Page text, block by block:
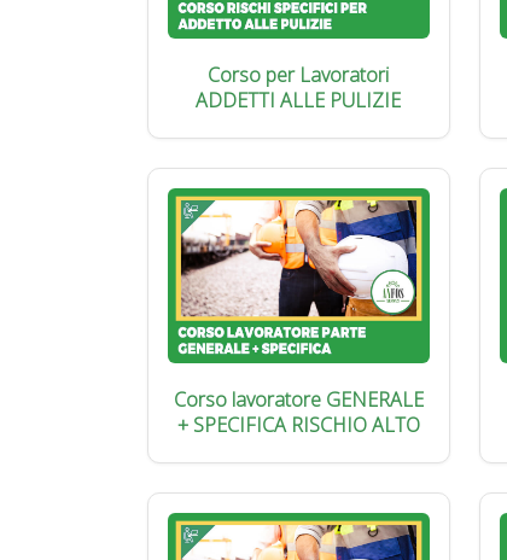
Corso per Lavoratori
ADDETTI ALLE PULIZIE
Corso lavoratore GENERALE
+ SPECIFICA RISCHIO ALTO